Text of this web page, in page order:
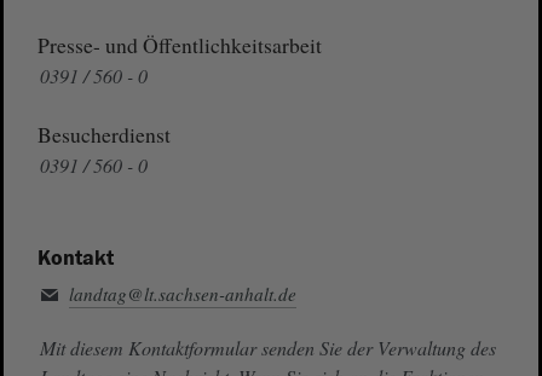
Presse- und Öffentlichkeitsarbeit
0391 / 560 - 0
Besucherdienst
0391 / 560 - 0
Kontakt
landtag@lt.sachsen-anhalt.de
Mit diesem Kontaktformular senden Sie der Verwaltung des